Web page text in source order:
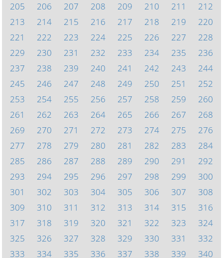
205
206 207 208 209 210 211
212
213
214 215 216 217 218 219
220
221
222 223 224 225 226 227
228
229
230 231 232 233 234 235
236
237
238 239 240 241 242 243
244
245
246 247 248 249 250 251
252
253
254 255 256 257 258 259
260
261
262 263 264 265 266 267
268
269
270 271 272 273 274 275
276
277
278 279 280 281 282 283
284
285
286 287 288 289 290 291
292
293
294 295 296 297 298 299
300
301
302 303 304 305 306 307
308
309
310 311 312 313 314 315
316
317
318 319 320 321 322 323
324
325
326 327 328 329 330 331
332
333
334 335 336 337 338 339 340